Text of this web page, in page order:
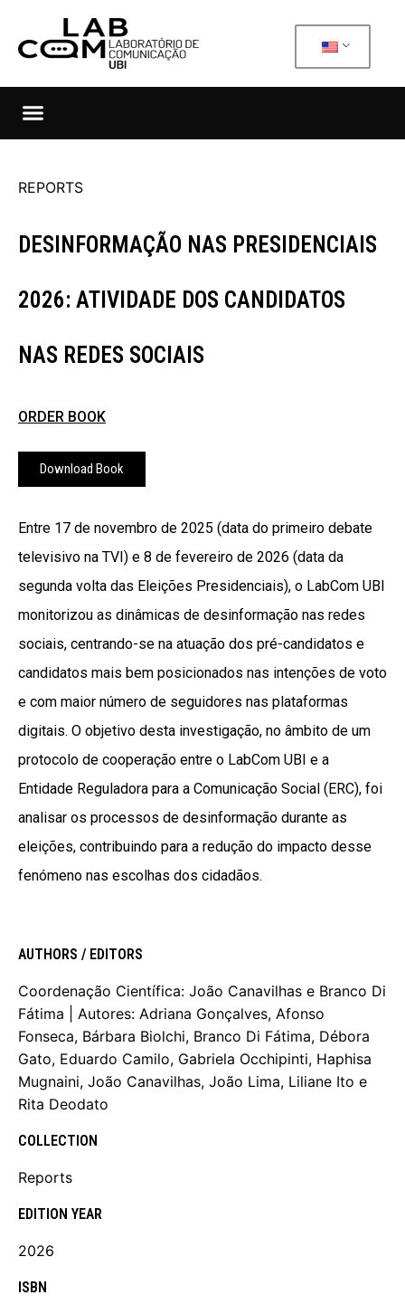
REPORTS
DESINFORMAÇÃO NAS PRESIDENCIAIS
2026: ATIVIDADE DOS CANDIDATOS
NAS REDES SOCIAIS
ORDER BOOK
Download Book
Entre 17 de novembro de 2025 (data do primeiro debate
televisivo na TVI) e 8 de fevereiro de 2026 (data da
segunda volta das Eleições Presidenciais), o LabCom UBI
monitorizou as dinâmicas de desinformação nas redes
sociais, centrando-se na atuação dos pré-candidatos e
candidatos mais bem posicionados nas intenções de voto
e com maior número de seguidores nas plataformas
digitais. O objetivo desta investigação, no âmbito de um
protocolo de cooperação entre o LabCom UBI e a
Entidade Reguladora para a Comunicação Social (ERC), foi
analisar os processos de desinformação durante as
eleições, contribuindo para a redução do impacto desse
fenómeno nas escolhas dos cidadãos.
AUTHORS / EDITORS
Coordenação Científica: João Canavilhas e Branco Di
Fátima | Autores: Adriana Gonçalves, Afonso
Fonseca, Bárbara Biolchi, Branco Di Fátima, Débora
Gato, Eduardo Camilo, Gabriela Occhipinti, Haphisa
Mugnaini, João Canavilhas, João Lima, Liliane Ito e
Rita Deodato
COLLECTION
Reports
EDITION YEAR
2026
ISBN